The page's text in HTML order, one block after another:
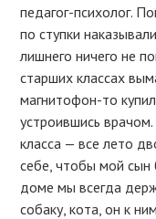
педагог-психолог.
по ступки
лишнего ничего не
старших классах
магнитофон-то
устроившись
класса — все лето
себе, чтобы мой сын
доме мы всегда
собаку, кота, он к